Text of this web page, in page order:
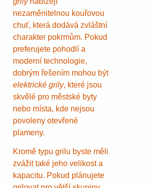
nezaměnitelnou kouřovou
chuť, která dodává zvláštní
charakter pokrmům. Pokud
preferujete pohodlí a
moderní technologie,
dobrým řešením mohou být
elektrické grily, které jsou
skvělé pro městské byty
nebo místa, kde nejsou
povoleny otevřené
plameny.
Kromě typu grilu byste měli
zvážit také jeho velikost a
kapacitu. Pokud plánujete